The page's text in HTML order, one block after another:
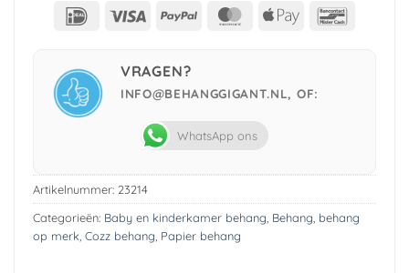
IDeal Visa PayPal MasterCard
Apple
VRAGEN?
INFO@BEHANGGIGANT.NL, OF:
WhatsApp ons
Artikelnummer: 23214
Categorieën: Baby en kinderkamer behang Behang behang
op merk Cozz behang Papier behang